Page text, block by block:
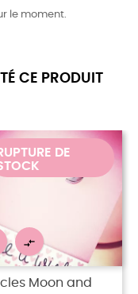
le moment.
CE PRODUIT
DE

Moon and